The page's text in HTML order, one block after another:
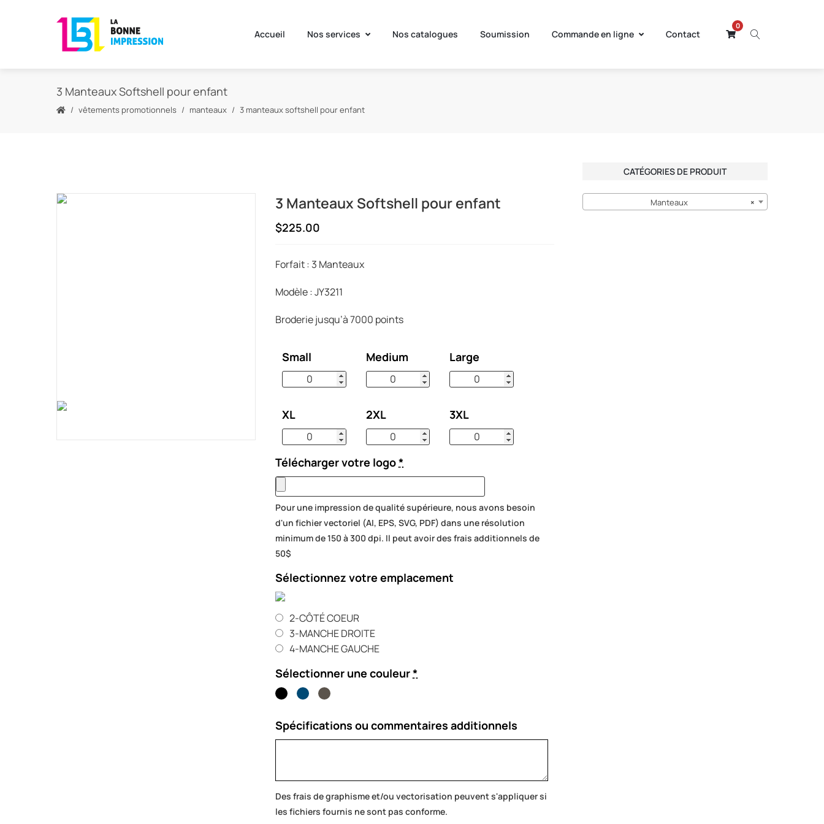
Accueil Nos services Nos catalogues Soumission Commande en ligne Contact
0
3 Manteaux Softshell pour enfant
vêtements promotionnels manteaux 3 manteaux softshell pour enfant
3 Manteaux Softshell pour enfant
$225.00
Forfait : 3 Manteaux
Modèle : JY3211
Broderie jusqu’à 7000 points
Small Medium Large
XL 2XL 3XL
Télécharger votre logo*
Pour une impression de qualité supérieure, nous avons besoin
d'un fichier vectoriel (AI, EPS, SVG, PDF) dans une résolution
minimum de 150 à 300 dpi. Il peut avoir des frais additionnels de
50$
Sélectionnez votre emplacement
2-CÔTÉ COEUR
3-MANCHE DROITE
4-MANCHE GAUCHE
Sélectionner une couleur*
Spécifications ou commentaires additionnels
Des frais de graphisme et/ou vectorisation peuvent s'appliquer si
les fichiers fournis ne sont pas conforme.
CATÉGORIES DE PRODUIT
×
Manteaux